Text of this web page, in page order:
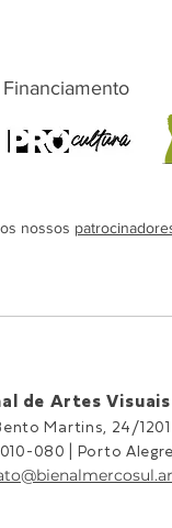
Financiamento
nossos
de Artes
Martins, 24/1201
080 |
Porto